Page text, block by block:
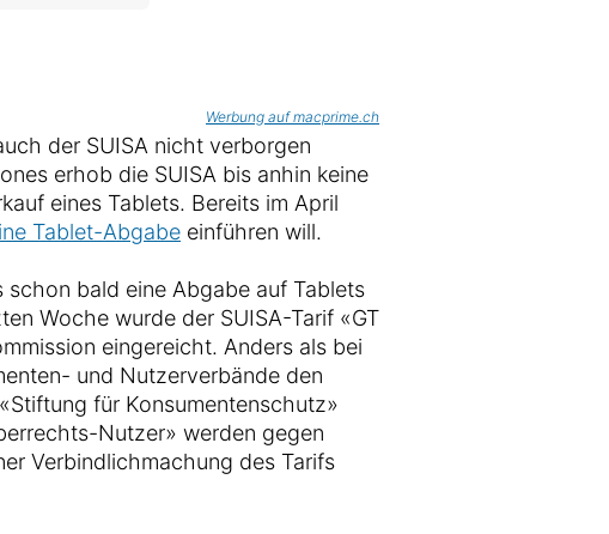
Werbung auf macprime.ch
der SUISA nicht verborgen
erhob die SUISA bis anhin keine
eines Tablets. Bereits im April
Tablet-Abgabeeinführen will.
schon bald eine Abgabe auf Tablets
Woche wurde der SUISA-Tarif «GT
eingereicht. Anders als bei
und Nutzerverbände den
für Konsumentenschutz»
Nutzer» werden gegen
Verbindlichmachung des Tarifs